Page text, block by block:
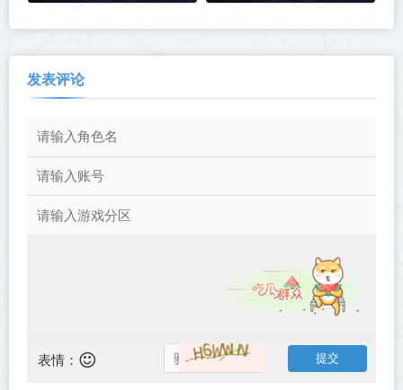
发表评论
表情：